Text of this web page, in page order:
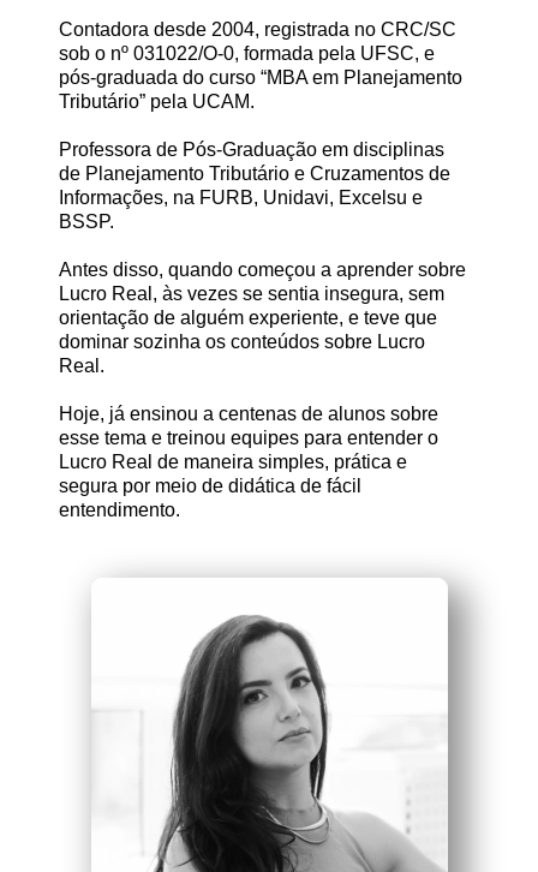
Contadora desde 2004, registrada no CRC/SC
sob o nº 031022/O-0, formada pela UFSC, e
pós-graduada do curso “MBA em Planejamento
Tributário” pela UCAM.
Professora de Pós-Graduação em disciplinas
de Planejamento Tributário e Cruzamentos de
Informações, na FURB, Unidavi, Excelsu e
BSSP.
Antes disso, quando começou a aprender sobre
Lucro Real, às vezes se sentia insegura, sem
orientação de alguém experiente, e teve que
dominar sozinha os conteúdos sobre Lucro
Real.
Hoje, já ensinou a centenas de alunos sobre
esse tema e treinou equipes para entender o
Lucro Real de maneira simples, prática e
segura por meio de didática de fácil
entendimento.